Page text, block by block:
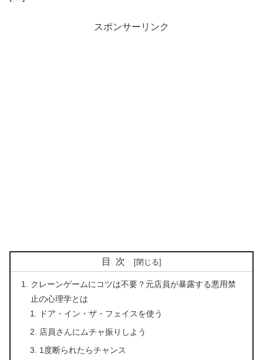
スポンサーリンク
目次
クレーンゲームにコツは不要？元店員が暴露する悪用禁
止の心理学とは
ドア・イン・ザ・フェイスを使う
店員さんにムチャ振りしよう
1度断られたらチャンス